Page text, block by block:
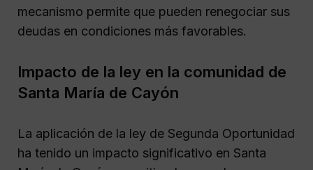
mecanismo permite que pueden renegociar sus
deudas en condiciones más favorables.
Impacto de la ley en la comunidad de
Santa María de Cayón
La aplicación de la ley de Segunda Oportunidad
ha tenido un impacto significativo en Santa